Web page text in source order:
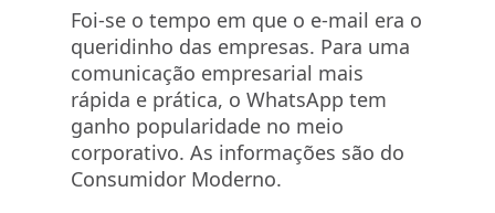
Foi-se o tempo em que o e-mail era o
queridinho das empresas. Para uma
comunicação empresarial mais
rápida e prática, o WhatsApp tem
ganho popularidade no meio
corporativo. As informações são do
Consumidor Moderno.